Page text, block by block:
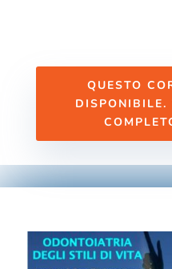
QUESTO
DISPONIBILE.